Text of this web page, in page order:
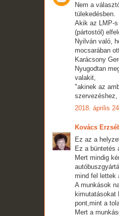
Nem a
tülekedésben.
Akik az LMP-
(pártostól)
Nyilván való,
mocsarában
Karácsony
Nyugodtan
valakit,
"akinek az
2018. április
Kovács
Ez az a
Ez a büntetés
Mert mindig
mind fel lettek
A munkások
kimutatásokat
pont,mint a
Mert a